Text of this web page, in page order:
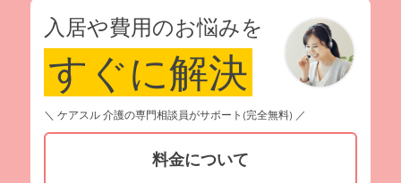
入居や費用のお悩みを
すぐに解決
＼ ケアスル 介護の専門相談員がサポート(完全無料) ／
料金について